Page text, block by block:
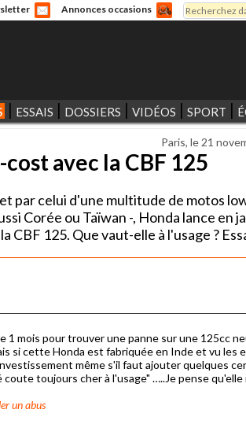
Annonces occasions Rechercher
ESSAIS DOSSIERS VIDÉOS SPORT
Paris, le 21
avec la CBF 125
par celui d'une multitude de motos
Corée ou Taïwan -, Honda lance en
CBF 125. Que vaut-elle à l'usage ?
mois pour trouver une panne sur une 125cc
si cette Honda est fabriquée en Inde et vu les
même s'il faut ajouter quelques
toujours cher à l'usage" …..Je pense qu'elle
un abus